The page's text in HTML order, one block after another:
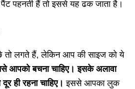
पहनती हैं तो इससे यह ढक जाता है।
तो लगते हैं, लेकिन आप की साइज को ये
आपको बचना चाहिए। इसके अलावा
ही रहना चाहिए। इससे आपका लुक